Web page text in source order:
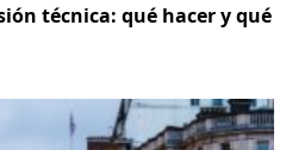
técnica: qué hacer y qué